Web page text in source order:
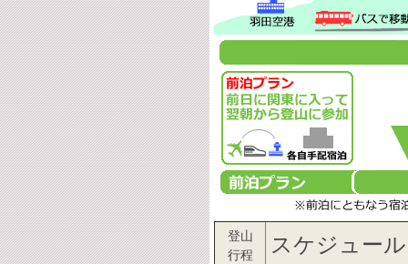
登山
行程
スケジュール